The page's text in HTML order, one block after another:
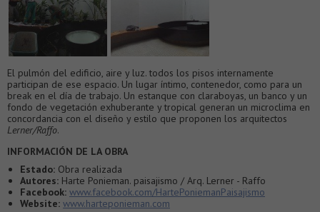
El pulmón del edificio, aire y luz. todos los pisos internamente
participan de ese espacio. Un lugar íntimo, contenedor, como para un
break en el día de trabajo. Un estanque con claraboyas, un banco y un
fondo de vegetación exhuberante y tropical generan un microclima en
concordancia con el diseño y estilo que proponen los arquitectos
Lerner/Raffo.
INFORMACIÓN DE LA OBRA
Estado: Obra realizada
Autores: Harte Ponieman. paisajismo / Arq. Lerner - Raffo
Facebook: www.facebook.com/HartePoniemanPaisajismo
Website: www.harteponieman.com